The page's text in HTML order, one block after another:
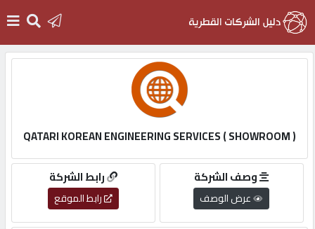
التسجيل
English
QATARI KOREAN ENGINEERING SERVICES ( SHOWROOM )
رابط الشركة
رابط الموقع
وصف الشركة
عرض الوصف